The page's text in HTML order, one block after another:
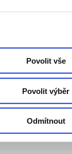
Povolit vše
Povolit výběr
Odmítnout